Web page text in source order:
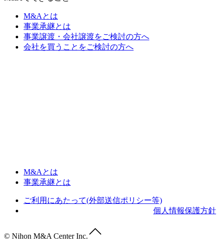
M&Aとは
事業承継とは
事業譲渡・会社譲渡をご検討の方へ
会社を買うことをご検討の方へ
M&Aとは
事業承継とは
ご利用にあたって(外部送信ポリシー等)
個人情報保護方針
© Nihon M&A Center Inc.